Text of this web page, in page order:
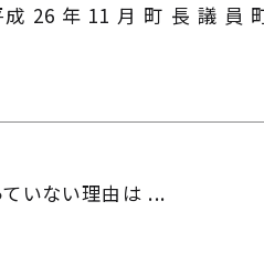
26 年 11 月 町 長 議 員
ていない理由は ...